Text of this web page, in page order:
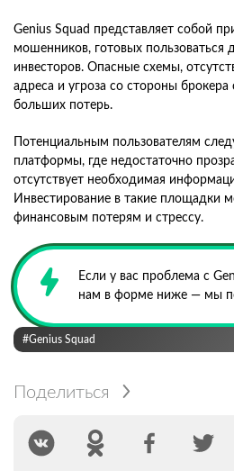
Genius Squad представляет собой
мошенников, готовых пользоваться
инвесторов. Опасные схемы,
адреса и угроза со стороны
больших потерь.
Потенциальным пользователям
платформы, где недостаточно
отсутствует необходимая
Инвестирование в такие площадки
финансовым потерям и стрессу.
Если у вас проблема с
нам в форме ниже — мы
#Genius Squad
Поделиться